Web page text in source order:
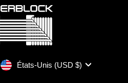
DeviseÉtats-Unis (USD $)